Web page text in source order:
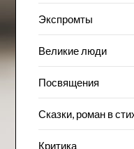
Экспромты
Великие люди
Посвящения
Сказки, роман в
Критика